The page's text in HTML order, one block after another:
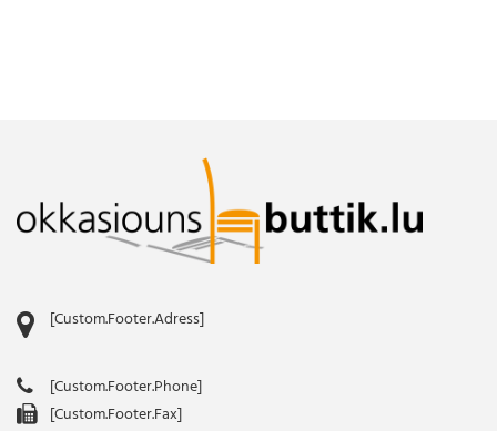
[Custom.Footer.Adress]
[Custom.Footer.Phone]
[Custom.Footer.Fax]